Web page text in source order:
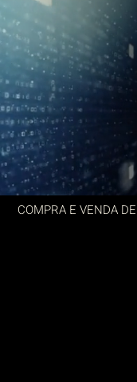
COMPRA E VENDA